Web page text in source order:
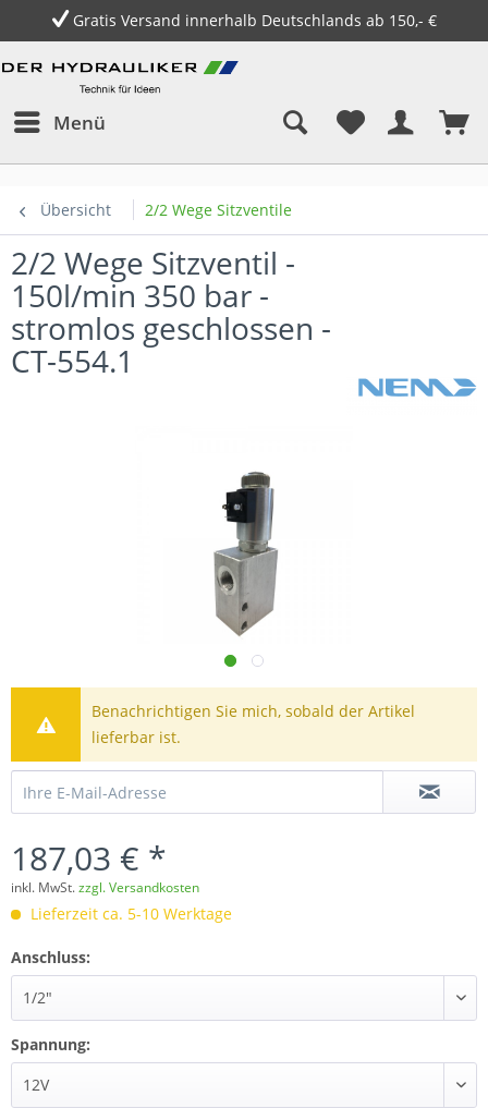
Gratis Versand innerhalb Deutschlands ab 150,- €
Menü
Übersicht 2/2 Wege Sitzventile
2/2 Wege Sitzventil -
150l/min 350 bar -
stromlos geschlossen -
CT-554.1
Benachrichtigen Sie mich, sobald der Artikel
lieferbar ist.
187,03 € *
inkl. MwSt.zzgl. Versandkosten
Lieferzeit ca. 5-10 Werktage
Anschluss:
Spannung: